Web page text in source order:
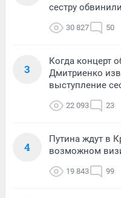
сестру
30 827 50
3
Когда концерт
Дмитриенко
выступление
22 093 23
4
Путина ждут в
возможном
19 843 99